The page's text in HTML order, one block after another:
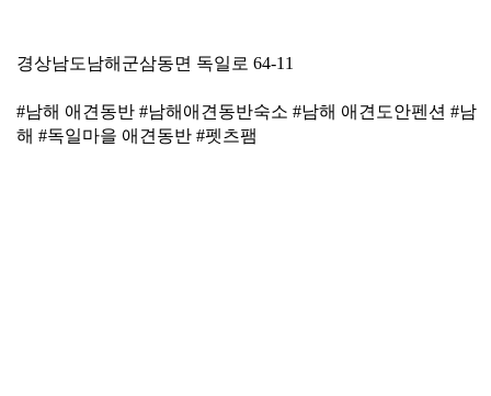
경상남도남해군삼동면 독일로 64-11
#남해 애견동반 #남해애견동반숙소 #남해 애견도안펜션 #남
해 #독일마을 애견동반 #펫츠팸